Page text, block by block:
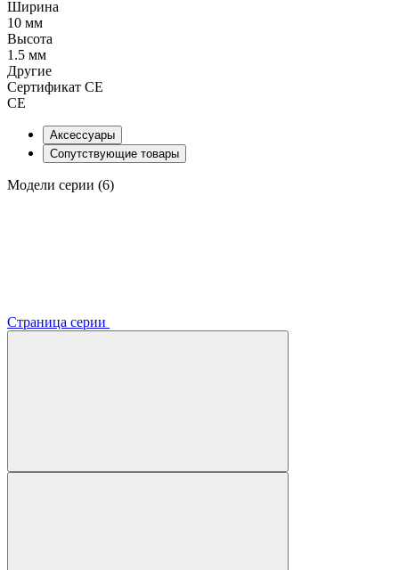
Ширина
10 мм
Высота
1.5 мм
Другие
Сертификат CE
CE
Аксессуары
Сопутствующие товары
Модели серии (6)
Страница серии